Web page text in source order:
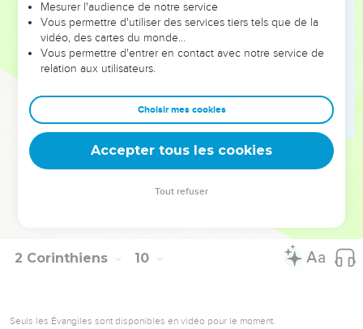
seulement aux besoins des saints, il fait aussi abonder les
prières de reconnaissance envers Dieu.
A travers l’expérience qu’ils font de ce service, ils
célèbrent la gloire de Dieu à cause de l’obéissance dont
vous faites preuve dans votre adhésion à l'Evangile de Christ
et de votre générosité dans la solidarité avec eux et avec
tous.
Et ils prient pour vous parce qu'ils ont une vive affection
2 Corinthiens 10
Seuls les Évangiles sont disponibles en vidéo pour le moment.
Mesurer l'audience de notre service
Vous permettre d'utiliser des services tiers tels que de la
vidéo, des cartes du monde…
Vous permettre d'entrer en contact avec notre service de
relation aux utilisateurs.
Choisir mes cookies
Accepter tous les cookies
Tout refuser